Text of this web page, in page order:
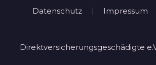
Datenschutz Impressum
Direktversicherungsgeschädigte